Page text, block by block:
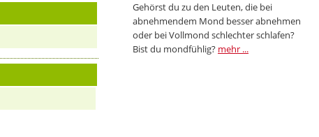
Gehörst du zu den Leuten, die bei
abnehmendem Mond besser abnehmen
oder bei Vollmond schlechter schlafen?
Bist du mondfühlig? mehr ...